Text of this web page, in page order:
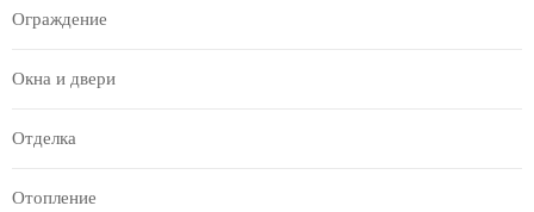
Ограждение
Окна и двери
Отделка
Отопление